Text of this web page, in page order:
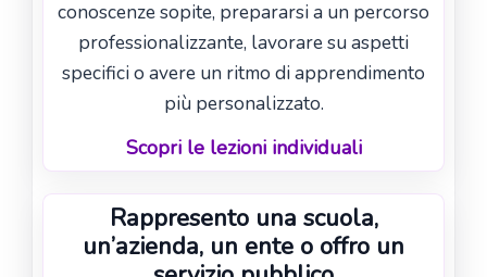
conoscenze sopite, prepararsi a un percorso
professionalizzante, lavorare su aspetti
specifici o avere un ritmo di apprendimento
più personalizzato.
Scopri le lezioni individuali
Rappresento una scuola,
un’azienda, un ente o offro un